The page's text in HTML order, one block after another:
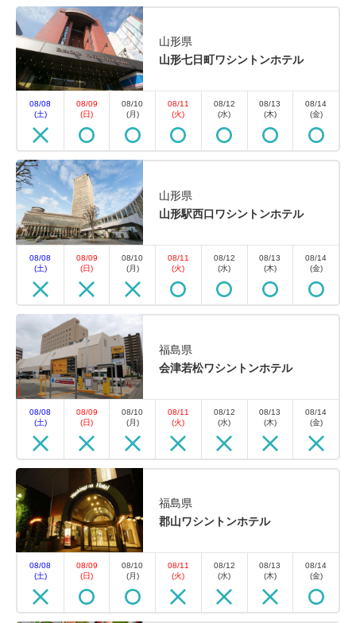
山形県
山形七日町ワシントンホテル
08/08
(土)
08/09
(日)
08/10
(月)
08/11
(火)
08/12
(水)
08/13
(木)
08/14
(金)
山形県
山形駅西口ワシントンホテル
08/08
(土)
08/09
(日)
08/10
(月)
08/11
(火)
08/12
(水)
08/13
(木)
08/14
(金)
福島県
会津若松ワシントンホテル
08/08
(土)
08/09
(日)
08/10
(月)
08/11
(火)
08/12
(水)
08/13
(木)
08/14
(金)
福島県
郡山ワシントンホテル
08/08
(土)
08/09
(日)
08/10
(月)
08/11
(火)
08/12
(水)
08/13
(木)
08/14
(金)